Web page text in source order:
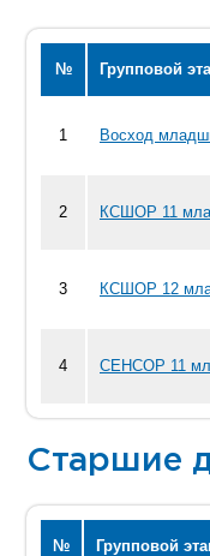
№ Групповой
1 Восход
2 КСШОР 11
3 КСШОР 12
4 СЕНСОР 11
Старшие
№ Групповой